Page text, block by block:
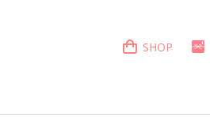
SHOP